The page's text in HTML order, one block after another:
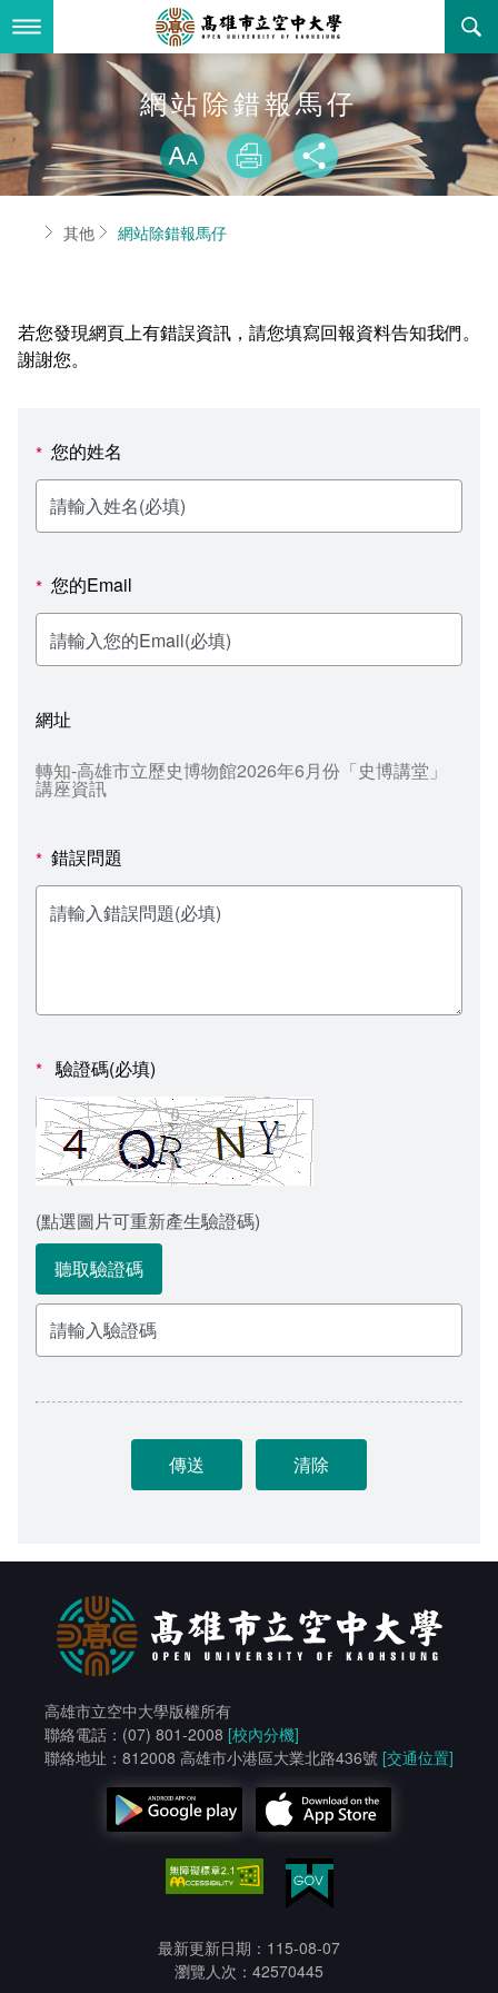
到
要
內最新消息
全部公告
教務公告
學系公告
活動研習
歷史訊息
新聞媒體專區
校園行事曆
報名系統
線上報名查詢
關於本校
空大簡介
立案證明
空大有利的學習條件
環境設備
本校位置
資訊圖像化專區
活動花絮
影音資訊
行政單位
行政單位簡介
校長室
教務處課務組
學習指導中心
輔導處
研發處
秘書處出納組
秘書處文書組
教學媒體處
電算中心
會計室
人事室
學術單位
通識教育中心
法律學系
大眾傳播學系
外國語文學系
文化藝術學系
健康管理與促進學系
其他好站
資訊相關法規
校務資訊
新生報名
在學資訊
校務系統
課程大綱
網路選課
校園行事曆
校內系統
資訊服務線上報修系統
消耗品申請
教室‧會議室預約系統
線上報修最新消息
問卷調查
法令規章
政府公開資訊
常見問答
意見信箱
各單位意見信箱
諮詢信箱進度查詢
影音資訊
網站除錯報馬仔
略過字型切
放大
列印 分享
首頁其他 網站除錯報馬仔
若您發現網頁上有錯誤資訊，請您填寫回報資料告知我們。
謝謝您。
* 您的姓名
* 您的Email
網址
轉知-高雄市立歷史博物館2026年6月份「史博講堂」
講座資訊
* 錯誤問題
* 驗證碼(必填)
(點選圖片可重新產生驗證碼)
聽取驗證碼
高雄市立空中大學版權所有
聯絡電話：(07) 801-2008 [校內分機]
聯絡地址：812008 高雄市小港區大業北路436號 [交通位置]
最新更新日期：115-08-07
瀏覽人次：42570445